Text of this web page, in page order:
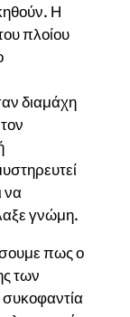
Η
πλοίου
διαμάχη
να
γνώμη.
πως ο
των